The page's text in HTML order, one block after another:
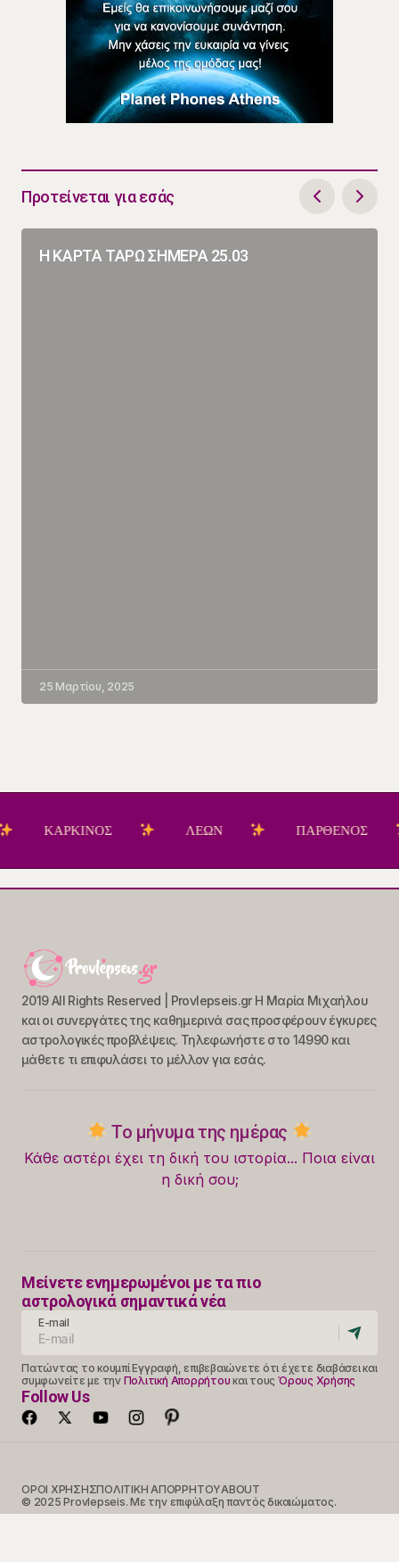
Προτείνεται για εσάς
Η ΚΑΡΤΑ ΤΑΡΩ ΣΗΜΕΡΑ 25.03
25 Μαρτίου, 2025
ΛΕΩΝ ΠΑΡΘΕΝΟΣ
2019 All Rights Reserved | Provlepseis.gr Η Μαρία Μιχαήλου
και οι συνεργάτες της καθημερινά σας προσφέρουν έγκυρες
αστρολογικές προβλέψεις. Τηλεφωνήστε στο 14990 και
μάθετε τι επιφυλάσει το μέλλον για εσάς.
Το μήνυμα της ημέρας
Κάθε αστέρι έχει τη δική του ιστορία... Ποια είναι
η δική σου;
Μείνετε ενημερωμένοι με τα πιο
αστρολογικά σημαντικά νέα
E-mail
Πατώντας το κουμπί Εγγραφή, επιβεβαιώνετε ότι έχετε διαβάσει και
συμφωνείτε με την Πολιτική Απορρήτου και τους Όρους Χρήσης
Follow Us
ΟΡΟΙ ΧΡΗΣΗΣΠΟΛΙΤΙΚΗ ΑΠΟΡΡΗΤΟΥABOUT
© 2025 Provlepseis. Με την επιφύλαξη παντός δικαιώματος.